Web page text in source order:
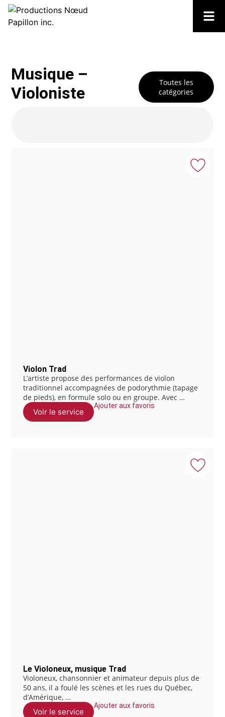
Musique –
Violoniste
Toutes les
catégories
Violon Trad
L’artiste propose des performances de violon
traditionnel accompagnées de podorythmie (tapage
de pieds), en formule solo ou en groupe. Avec …
Voir le service
Ajouter aux favoris
Le Violoneux, musique Trad
Violoneux, chansonnier et animateur depuis plus de
50 ans, il a foulé les scènes et les rues du Québec,
d’Amérique, …
Voir le service
Ajouter aux favoris